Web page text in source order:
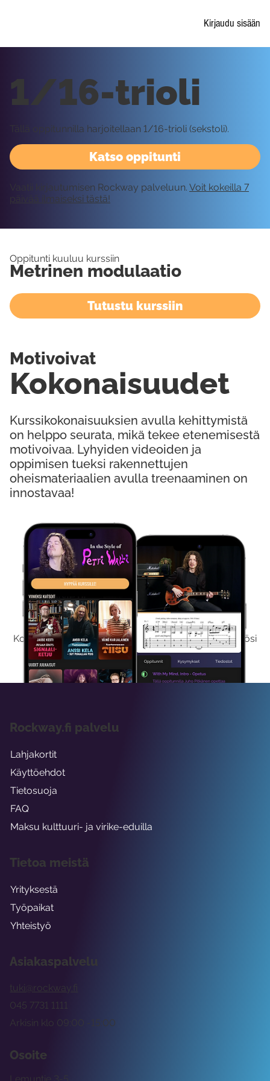
Kirjaudu sisään
Kokeile Ilmaiseksi
Kokeilemalla ilmaiseksi saat koko sisältömme käyttöösi
viikon ajaksi.
Katso oppitunti
1/16-trioli
Tällä oppitunnilla harjoitellaan 1/16-trioli (sekstoli).
Vaatii kirjautumisen Rockway palveluun. Voit kokeilla 7
päivää ilmaiseksi tästä!
Oppitunti kuuluu kurssiin
Metrinen modulaatio
Tutustu kurssiin
Kurssikokonaisuuksien avulla kehittymistä
on helppo seurata, mikä tekee etenemisestä
motivoivaa. Lyhyiden videoiden ja
oppimisen tueksi rakennettujen
oheismateriaalien avulla treenaaminen on
innostavaa!
Kokonaisuudet
Motivoivat
Asiakaspalvelu
tuki@rockway.fi
Arkisin klo 09:00 -15:00
045 7731 1111
Osoite
Rockway.fi palvelu
Lahjakortit
Käyttöehdot
Tietosuoja
FAQ
Maksu kulttuuri- ja virike-eduilla
Tietoa meistä
Yrityksestä
Työpaikat
Yhteistyö